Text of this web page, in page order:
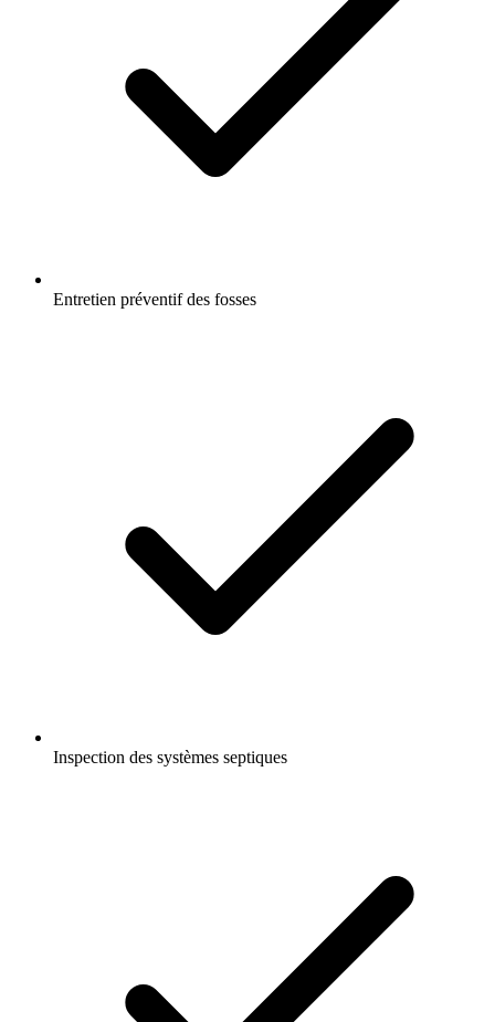
Entretien préventif des fosses
Inspection des systèmes septiques